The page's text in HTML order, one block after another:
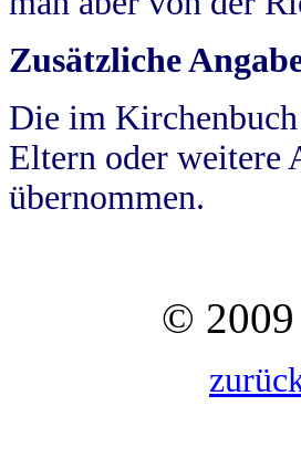
Zusätzliche
Die im
Eltern oder weitere
übernommen.
© 2009